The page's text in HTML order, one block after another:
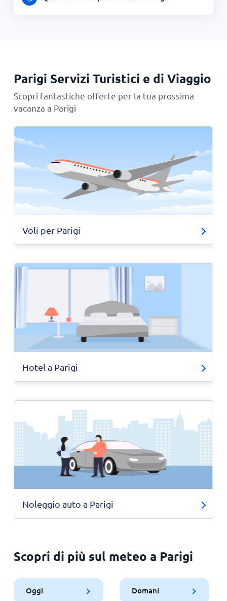
Parigi Servizi Turistici e di Viaggio
Scopri fantastiche offerte per la tua prossima
vacanza a Parigi
Voli per Parigi
Hotel a Parigi
Noleggio auto a Parigi
Scopri di più sul meteo a Parigi
Oggi Domani